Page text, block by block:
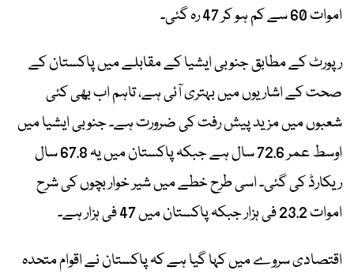
اموات 60 سے کم ہو کر 47 رہ گئی۔
رپورٹ کے مطابق جنوبی ایشیا کے مقابلے میں پاکستان کے
صحت کے اشاریوں میں بہتری آئی ہے، تاہم اب بھی کئی
شعبوں میں مزید پیش رفت کی ضرورت ہے۔ جنوبی ایشیا میں
اوسط عمر 72.6 سال ہے جبکہ پاکستان میں یہ 67.8 سال
ریکارڈ کی گئی۔ اسی طرح خطے میں شیر خوار بچوں کی شرح
اموات 23.2 فی ہزار جبکہ پاکستان میں 47 فی ہزار ہے۔
اقتصادی سروے میں کہا گیا ہے کہ پاکستان نے اقوام متحدہ